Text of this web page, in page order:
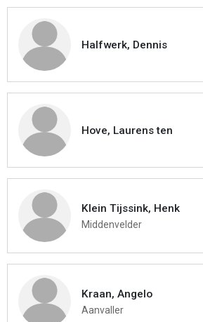
Halfwerk, Dennis
Hove, Laurens ten
Klein Tijssink, Henk
Middenvelder
Kraan, Angelo
Aanvaller